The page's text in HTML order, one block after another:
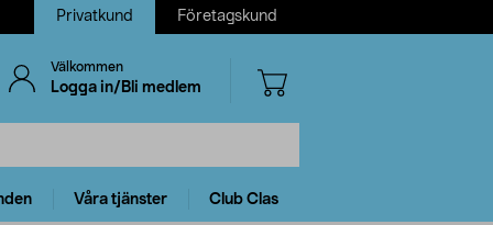
Privatkund Företagskund
Välkommen
Logga in/Bli medlem
Våra tjänster Club Clas